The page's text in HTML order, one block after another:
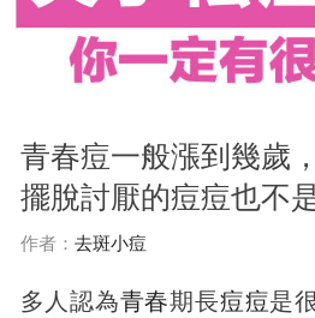
青春痘一般漲到幾歲
擺脫討厭的痘痘也不
作者： 去斑小痘
多人認為青春期長痘痘是